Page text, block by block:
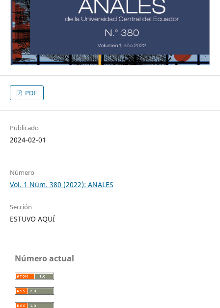
PDF
Publicado
2024-02-01
Número
Vol. 1 Núm. 380 (2022): ANALES
Sección
ESTUVO AQUÍ
Número actual